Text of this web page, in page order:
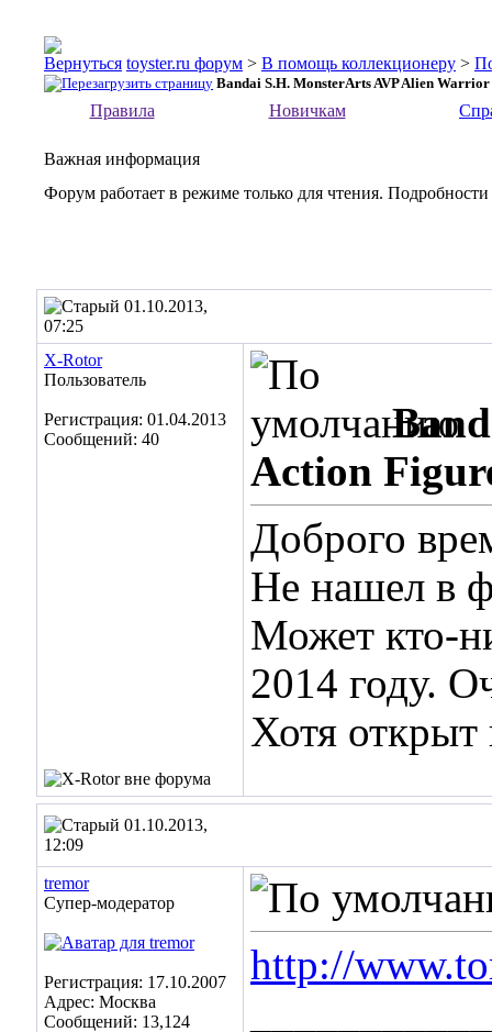
toyster.ru форум > В помощь коллекционеру >
Bandai S.H. MonsterArts AVP Alien
Правила Новичкам
Важная информация
Форум работает в режиме только для чтения.
01.10.2013,
07:25
X-Rotor
Пользователь
Регистрация: 01.04.2013
Сообщений: 40
Action
Доброго
Не нашел в
Может кто-
2014 году.
Хотя открыт
01.10.2013,
12:09
tremor
Супер-модератор
Регистрация: 17.10.2007
Адрес: Москва
Сообщений: 13,124
http://